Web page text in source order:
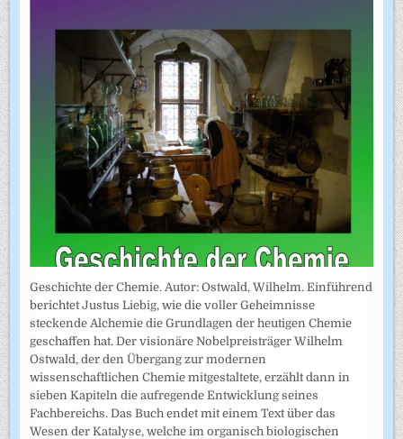
Geschichte der Chemie. Autor: Ostwald, Wilhelm. Einführend
berichtet Justus Liebig, wie die voller Geheimnisse
steckende Alchemie die Grundlagen der heutigen Chemie
geschaffen hat. Der visionäre Nobelpreisträger Wilhelm
Ostwald, der den Übergang zur modernen
wissenschaftlichen Chemie mitgestaltete, erzählt dann in
sieben Kapiteln die aufregende Entwicklung seines
Fachbereichs. Das Buch endet mit einem Text über das
Wesen der Katalyse, welche im organisch biologischen